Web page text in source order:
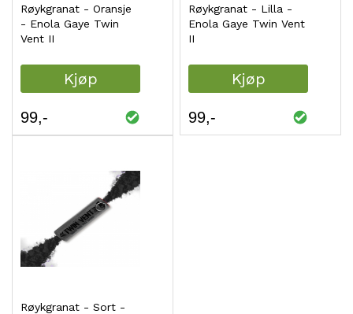
Røykgranat - Oransje
- Enola Gaye Twin
Vent II
Kjøp
99
Røykgranat - Lilla -
Enola Gaye Twin Vent
II
Kjøp
99
Røykgranat - Sort -